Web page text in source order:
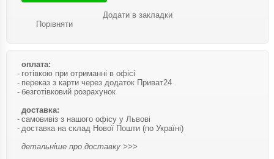
Порівняти
Додати в закладки
оплата:
готівкою при отриманні в офісі
переказ з карти через додаток Приват24
безготівковий розрахунок
доставка:
самовивіз з нашого офісу у Львові
доставка на склад Нової Пошти (по Україні)
детальніше про доставку >>>